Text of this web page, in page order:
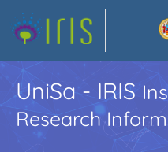
UniSa - IRIS
Research